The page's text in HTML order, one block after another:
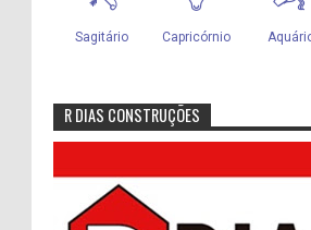
R DIAS CONSTRUÇÕES